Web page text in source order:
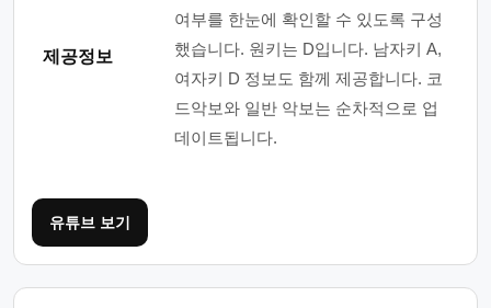
제공정보
여부를 한눈에 확인할 수 있도록 구성
했습니다. 원키는 D입니다. 남자키 A,
여자키 D 정보도 함께 제공합니다. 코
드악보와 일반 악보는 순차적으로 업
데이트됩니다.
유튜브 보기